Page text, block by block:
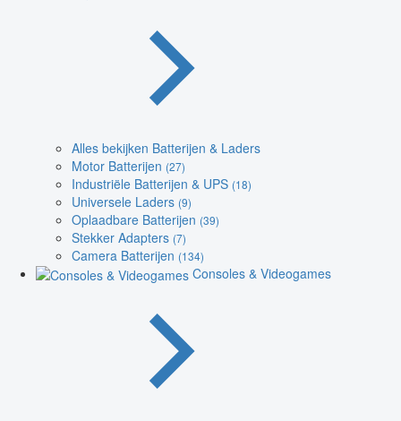
Alles bekijken Batterijen & Laders
Motor Batterijen (27)
Industriële Batterijen & UPS (18)
Universele Laders (9)
Oplaadbare Batterijen (39)
Stekker Adapters (7)
Camera Batterijen (134)
Consoles & Videogames